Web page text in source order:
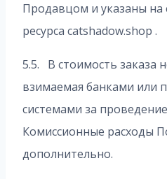
Продавцом и указаны на
ресурса catshadow.shop .
5.5. В стоимость заказа
взимаемая банками или
системами за
Комиссионные расходы
дополнительно.